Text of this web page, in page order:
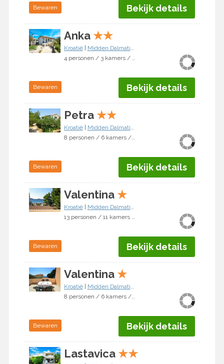
Bewaren Bekijk details
Anka ★★
Kroatië| Midden Dalmatië
4 personen / 3 kamers / 2 slaapkamers
Bewaren Bekijk details
Petra ★★
Kroatië| Midden Dalmatië
8 personen / 6 kamers / 4 slaapkamers
Bewaren Bekijk details
Valentina ★
Kroatië| Midden Dalmatië
13 personen / 11 kamers / 7 slaapkamers
Bewaren Bekijk details
Valentina ★
Kroatië| Midden Dalmatië
8 personen / 6 kamers / 4 slaapkamers
Bewaren Bekijk details
Lastavica ★★